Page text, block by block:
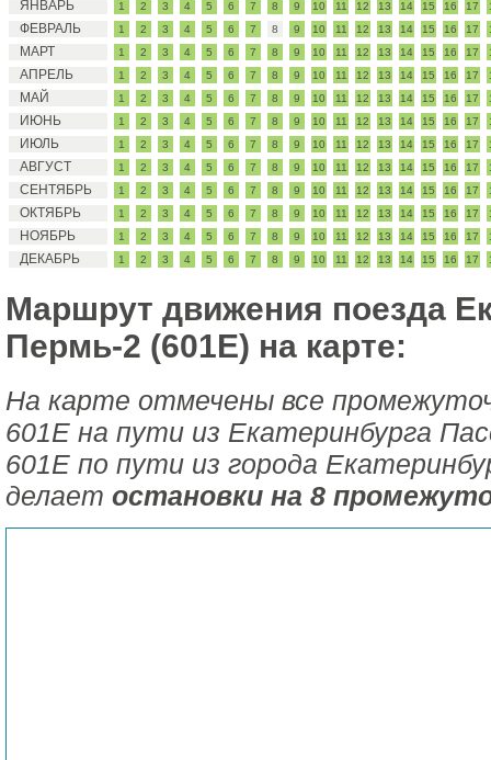
ЯНВАРЬ 1 2 3 4 5 6 7 8 9 10 11 12 13 14 15 16 17
ФЕВРАЛЬ 1 2 3 4 5 6 7 8 9 10 11 12 13 14 15 16 17
МАРТ 1 2 3 4 5 6 7 8 9 10 11 12 13 14 15 16 17
АПРЕЛЬ 1 2 3 4 5 6 7 8 9 10 11 12 13 14 15 16 17
МАЙ 1 2 3 4 5 6 7 8 9 10 11 12 13 14 15 16 17
ИЮНЬ 1 2 3 4 5 6 7 8 9 10 11 12 13 14 15 16 17
ИЮЛЬ 1 2 3 4 5 6 7 8 9 10 11 12 13 14 15 16 17
АВГУСТ 1 2 3 4 5 6 7 8 9 10 11 12 13 14 15 16 17
СЕНТЯБРЬ 1 2 3 4 5 6 7 8 9 10 11 12 13 14 15 16 17
ОКТЯБРЬ 1 2 3 4 5 6 7 8 9 10 11 12 13 14 15 16 17
НОЯБРЬ 1 2 3 4 5 6 7 8 9 10 11 12 13 14 15 16 17
ДЕКАБРЬ 1 2 3 4 5 6 7 8 9 10 11 12 13 14 15 16 17
Маршрут движения поезда
Пермь-2 (601Е) на карте:
На карте отмечены все
601Е на пути из Екатеринбурга
601Е по пути из города
делает остановки на 8